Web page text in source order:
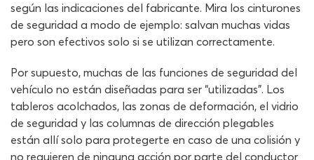
según las indicaciones del fabricante. Mira los cinturones
de seguridad a modo de ejemplo: salvan muchas vidas
pero son efectivos solo si se utilizan correctamente.
Por supuesto, muchas de las funciones de seguridad del
vehículo no están diseñadas para ser “utilizadas”. Los
tableros acolchados, las zonas de deformación, el vidrio
de seguridad y las columnas de dirección plegables
están allí solo para protegerte en caso de una colisión y
no requieren de ninguna acción por parte del conductor